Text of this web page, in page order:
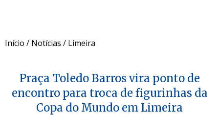
Início / Notícias / Limeira
Praça Toledo Barros vira ponto de
encontro para troca de figurinhas da
Copa do Mundo em Limeira